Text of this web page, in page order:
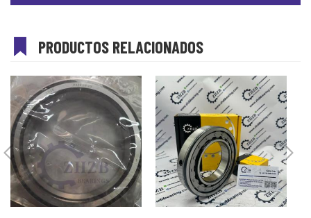
PRODUCTOS RELACIONADOS